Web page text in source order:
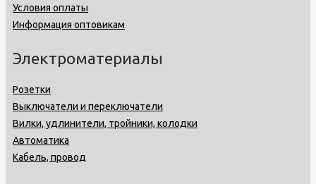
Условия оплаты
Информация оптовикам
Электроматериалы
Розетки
Выключатели и переключатели
Вилки, удлинители, тройники, колодки
Автоматика
Кабель, провод